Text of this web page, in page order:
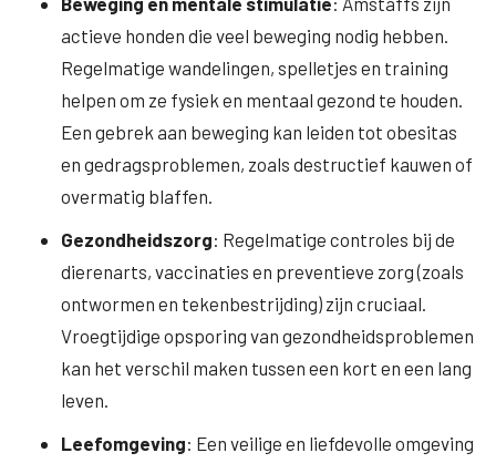
actieve honden die veel beweging nodig hebben.
Regelmatige wandelingen, spelletjes en training
helpen om ze fysiek en mentaal gezond te houden.
Een gebrek aan beweging kan leiden tot obesitas
en gedragsproblemen, zoals destructief kauwen of
overmatig blaffen.
Gezondheidszorg: Regelmatige controles bij de
dierenarts, vaccinaties en preventieve zorg (zoals
ontwormen en tekenbestrijding) zijn cruciaal.
Vroegtijdige opsporing van gezondheidsproblemen
kan het verschil maken tussen een kort en een lang
leven.
Leefomgeving: Een veilige en liefdevolle omgeving